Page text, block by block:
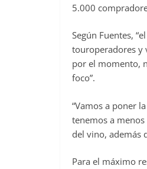
5.000
Según Fuentes,
touroperadores y
por el momento,
foco”.
“Vamos a poner
tenemos a
del vino, además
Para el máximo